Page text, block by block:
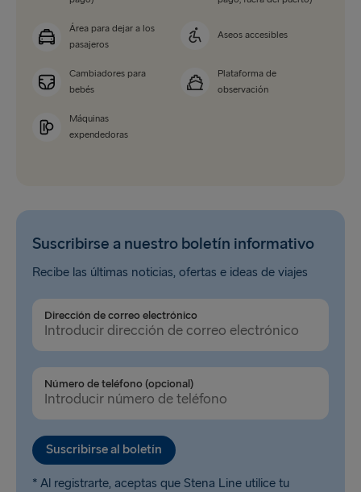
Área para dejar a los
pasajeros
Aseos accesibles
Cambiadores para
bebés
Plataforma de
observación
Máquinas
expendedoras
Suscribirse a nuestro boletín informativo
Recibe las últimas noticias, ofertas e ideas de viajes
Dirección de correo electrónico
Número de teléfono (opcional)
Suscribirse al boletín
* Al registrarte, aceptas que Stena Line utilice tu